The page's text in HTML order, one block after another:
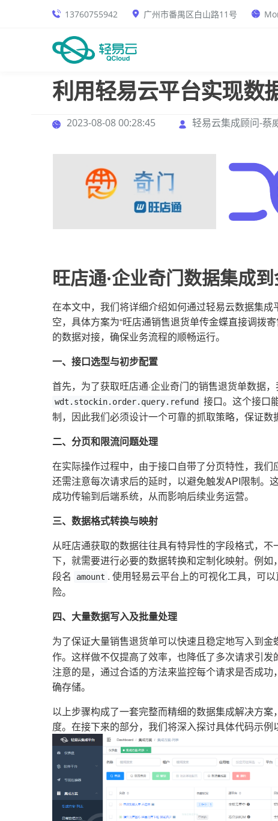
13760755942 广州市番禺区白山路11号
利用轻易云平台实现数
2023-08-08 00:28:45 轻易云集成顾问-蔡
旺店通·企业奇门数据集成
在本文中，我们将详细介绍如何通过轻易云数据集
空，具体方案为“旺店通销售退货单传金蝶直接调拨
的数据对接，确保业务流程的顺畅运行。
一、接口选型与初步配置
首先，为了获取旺店通·企业奇门的销售退货单数据
wdt.stockin.order.query.refund
接口。这个接口
制，因此我们必须设计一个可靠的抓取策略，保证数
二、分页和限流问题处理
在实际操作过程中，由于接口自带了分页特性，我们
还需注意每次请求后的延时，以避免触发API限制。
成功传输到后端系统，从而影响后续业务运营。
三、数据格式转换与映射
从旺店通获取的数据往往具有特异性的字段格式，
下，就需要进行必要的数据转换和定制化映射。例如
段名
amount . 使用轻易云平台上的可视化工具，可
险。
四、大量数据写入及批量处理
为了保证大量销售退货单可以快速且稳定地写入到金
作。这样做不仅提高了效率，也降低了多次请求引
注意的是，通过合适的方法来监控每个请求是否成
确存储。
以上步骤构成了一套完整而精细的数据集成解决方
度。在接下来的部分，我们将深入探讨具体代码示例